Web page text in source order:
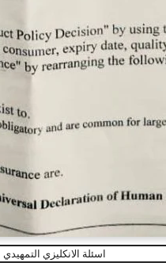
اسئلة الانكليزي التمهيدي